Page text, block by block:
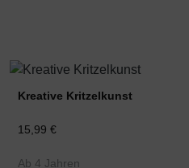
Kreative Kritzelkunst
15,99 €
Ab 4 Jahren